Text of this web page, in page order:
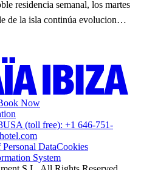
residencia semanal, los martes
de la isla continúa evolucion…
Now
USA (toll free): +1 646-751-
DataCookies
System